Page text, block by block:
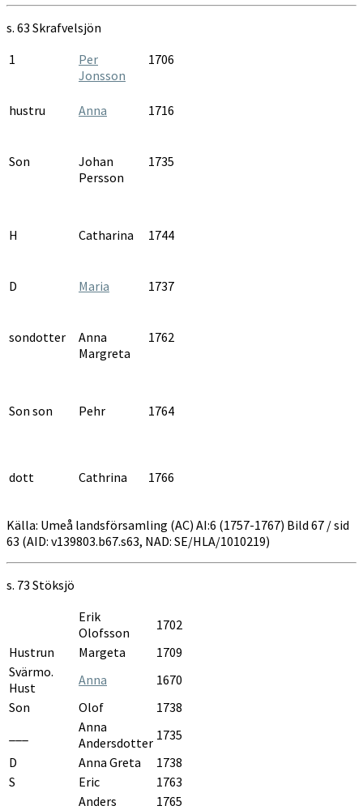
s. 63 Skrafvelsjön
1
Per
Jonsson
1706
hustru Anna 1716
Son
Johan
Persson
1735
H Catharina 1744
D Maria 1737
sondotter
Anna
Margreta
1762
Son son Pehr 1764
dott Cathrina 1766
Källa: Umeå landsförsamling (AC) AI:6 (1757-1767) Bild 67 / sid
63 (AID: v139803.b67.s63, NAD: SE/HLA/1010219)
s. 73 Stöksjö
Erik
Olofsson
1702
Hustrun
Margeta
1709
Svärmo.
Hust
Anna
1670
Son
Olof
1738
Anna
Andersdotter 1735
D
Anna Greta
1738
S
Eric
1763
Anders
1765